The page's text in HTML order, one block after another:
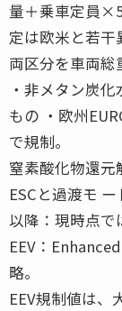
量＋乗車定員
定は欧米と若干
両区分を車両
・非メタン炭
もの ・欧州
で規制。
窒素酸化物還元
ESCと過渡モ
以降：現時点で
EEV：
略。
EEV規制値は